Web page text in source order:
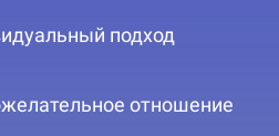
подход
отношение